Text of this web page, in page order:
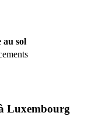
au sol
Luxembourg